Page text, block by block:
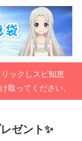
ックしスピ知恵
取ってください。
ゼント✨